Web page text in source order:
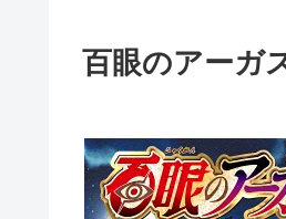
百眼のアーガ